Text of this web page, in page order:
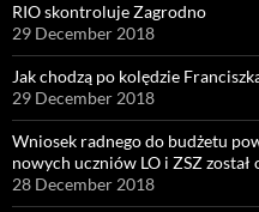
RIO skontroluje Zagrodno
29 December 2018
Jak chodzą po kolędzie
29 December 2018
Wniosek radnego do budżetu
nowych uczniów LO i ZSZ został
28 December 2018